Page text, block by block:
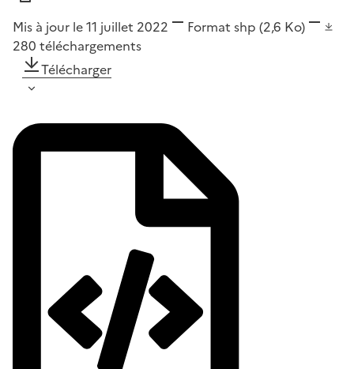
Mis à jour le 11 juillet 2022 Format shp (2,6 Ko)
280 téléchargements
Télécharger